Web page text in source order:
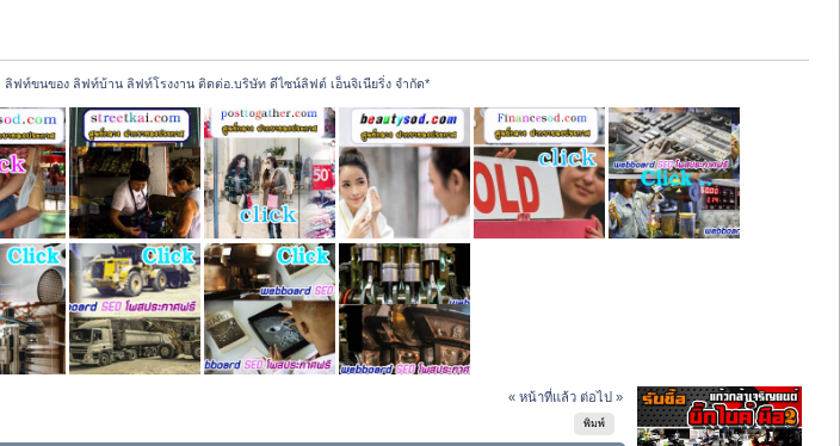
ลิฟท์ขนของ ลิฟท์บ้าน ลิฟท์โรงงาน ติดต่อ.บริษัท ดีไซน์ลิฟต์ เอ็นจิเนียริ่ง จำกัด*
« หน้าที่แล้ว ต่อไป »
พิมพ์